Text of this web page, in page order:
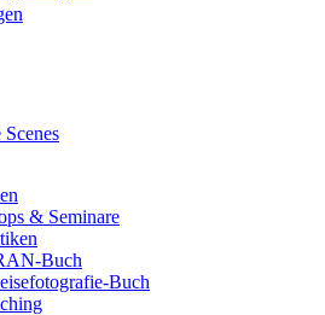
& Seminare
Buch
Buch